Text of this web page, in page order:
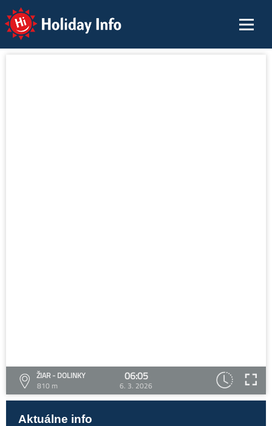
Holiday Info
ŽIAR - DOLINKY
810 m
06:05
6. 3. 2026
Aktuálne info